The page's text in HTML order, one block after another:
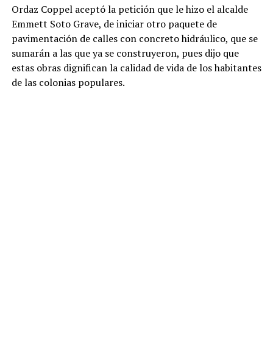
Ordaz Coppel aceptó la petición que le hizo el alcalde
Emmett Soto Grave, de iniciar otro paquete de
pavimentación de calles con concreto hidráulico, que se
sumarán a las que ya se construyeron, pues dijo que
estas obras dignifican la calidad de vida de los habitantes
de las colonias populares.